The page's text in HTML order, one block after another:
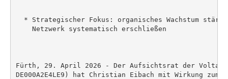
* Strategischer Fokus: organisches Wachstum
    Netzwerk systematisch erschließen
Fürth, 29. April 2026 - Der Aufsichtsrat der
DE000A2E4LE9) hat Christian Eibach mit Wirkung zum